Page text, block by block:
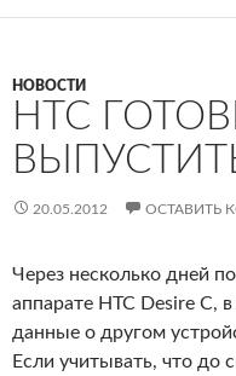
НОВОСТИ
HTC
20.05.2012 ОСТАВИТЬ
Через несколько дней
аппарате HTC Desire C,
данные о другом
Если учитывать, что до